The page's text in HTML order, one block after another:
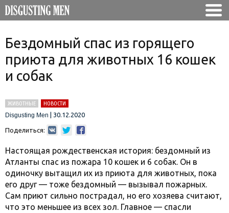
Бездомный спас из горящего
приюта для животных 16 кошек
и собак
ЖИВОТНЫЕ
НОВОСТИ
Disgusting Men
30.12.2020
Поделиться:
Настоящая рождественская история: бездомный из
Атланты спас из пожара 10 кошек и 6 собак. Он в
одиночку вытащил их из приюта для животных, пока
его друг — тоже бездомный — вызывал пожарных.
Сам приют сильно пострадал, но его хозяева считают,
что это меньшее из всех зол. Главное — спасли